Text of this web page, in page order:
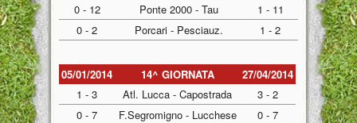
0 - 12
Ponte 2000 - Tau
1 - 11
0 - 2
Porcari - Pesciauz. 1 - 2
05/01/2014 14^ GIORNATA
27/04/2014
1 - 3
Atl. Lucca - Capostrada
3 - 2
0 - 7
F.Segromigno - Lucchese
0 - 7